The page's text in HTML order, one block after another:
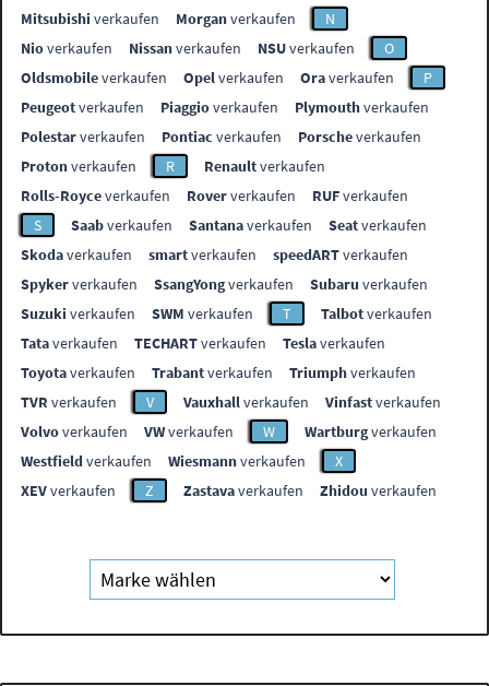
Mitsubishi verkaufen Morganverkaufen
N
Nioverkaufen Nissanverkaufen NSUverkaufen
O
Oldsmobileverkaufen Opelverkaufen Oraverkaufen
P
Peugeotverkaufen Piaggioverkaufen Plymouthverkaufen
Polestarverkaufen Pontiac verkaufen Porscheverkaufen
Protonverkaufen R Renaultverkaufen
Rolls-Royceverkaufen Roververkaufen RUFverkaufen
S
Saabverkaufen Santanaverkaufen Seatverkaufen
Skodaverkaufen smartverkaufen speedARTverkaufen
Spykerverkaufen SsangYongverkaufen Subaru verkaufen
Suzuki verkaufen SWM verkaufen T Talbotverkaufen
Tataverkaufen TECHARTverkaufen Teslaverkaufen
Toyotaverkaufen Trabantverkaufen Triumphverkaufen
TVR verkaufen V Vauxhallverkaufen Vinfastverkaufen
Volvoverkaufen VWverkaufen W Wartburgverkaufen
Westfieldverkaufen Wiesmannverkaufen
X
XEVverkaufen Z Zastavaverkaufen Zhidou verkaufen